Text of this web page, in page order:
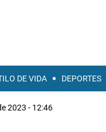
DE VIDA DEPORTES
2023 - 12:46